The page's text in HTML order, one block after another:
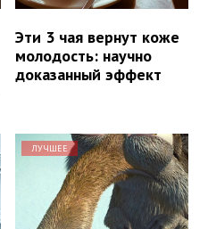
Эти 3 чая вернут коже
молодость: научно
доказанный эффект
ЛУЧШЕЕ